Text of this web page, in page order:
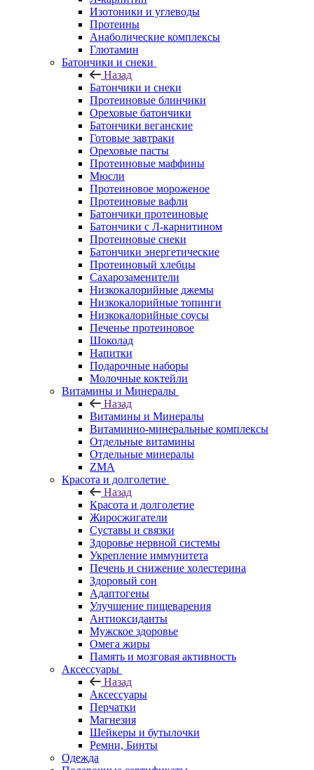
Изотоники и углеводы
Протеины
Анаболические комплексы
Глютамин
Батончики и снеки
Назад
Батончики и снеки
Протеиновые блинчики
Ореховые батончики
Батончики веганские
Готовые завтраки
Ореховые пасты
Протеиновые маффины
Мюсли
Протеиновое мороженое
Протеиновые вафли
Батончики протеиновые
Батончики с Л-карнитином
Протеиновые снеки
Батончики энергетические
Протеиновый хлебцы
Сахарозаменители
Низкокалорийные джемы
Низкокалорийные топинги
Низкокалорийные соусы
Печенье протеиновое
Шоколад
Напитки
Подарочные наборы
Молочные коктейли
Витамины и Минералы
Назад
Витамины и Минералы
Витаминно-минеральные комплексы
Отдельные витамины
Отдельные минералы
ZMA
Красота и долголетие
Назад
Красота и долголетие
Жиросжигатели
Суставы и связки
Здоровье нервной системы
Укрепление иммунитета
Печень и снижение холестерина
Здоровый сон
Адаптогены
Улучшение пищеварения
Антиоксиданты
Мужское здоровье
Омега жиры
Память и мозговая активность
Аксессуары
Назад
Аксессуары
Перчатки
Магнезия
Шейкеры и бутылочки
Ремни, Бинты
Одежда